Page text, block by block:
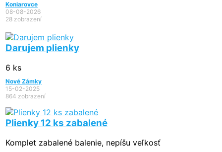
Koniarovce
08-08-2026
28 zobrazení
Darujem plienky
6 ks
Nové Zámky
15-02-2025
864 zobrazení
Plienky 12 ks zabalené
Komplet zabalené balenie, nepíšu veľkosť